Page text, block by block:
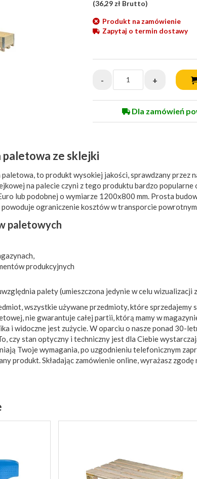
(36,29 zł Brutto)
Produkt na zamówienie
Zapytaj o termin dostawy
- +
Dla zamówień
paletowa ze sklejki
to produkt wysokiej jakości, sprawdzany przez
na palecie czyni z tego produktu bardzo popularne
lub podobnej o wymiarze 1200x800 mm. Prosta
powoduje ograniczenie kosztów w transporcie
paletowych
produkcyjnych
palety (umieszczona jedynie w celu
wszystkie używane przedmioty, które sprzedajemy
nie gwarantuje całej partii, którą mamy w
i widoczne jest zużycie. W oparciu o nasze ponad 30-
czy stan optyczny i techniczny jest dla Ciebie
Twoje wymagania, po uzgodnieniu telefonicznym
produkt. Składając zamówienie online, wyrażasz